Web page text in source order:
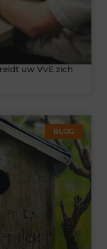
uw VvE zich
BLOG